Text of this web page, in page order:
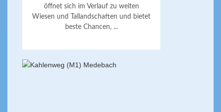
öffnet sich im Verlauf zu weiten
Wiesen und Tallandschaften und bietet
beste Chancen, ...